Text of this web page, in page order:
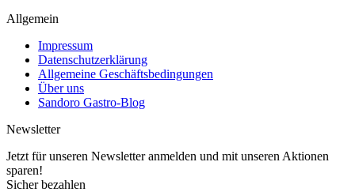
Allgemein
Impressum
Datenschutzerklärung
Allgemeine Geschäftsbedingungen
Über uns
Sandoro Gastro-Blog
Newsletter
Jetzt für unseren Newsletter anmelden und mit unseren Aktionen
sparen!
Sicher bezahlen